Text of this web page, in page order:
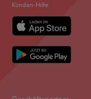
Kunden-Hilfe